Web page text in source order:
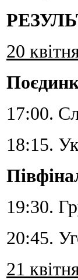
20
17:00.
18:15.
19:30.
20:45.
21